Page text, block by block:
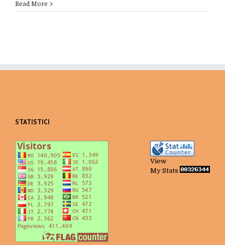
Read More
STATISTICI
View
My Stats